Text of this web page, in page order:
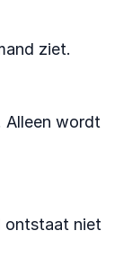
ziet.
Alleen wordt
ontstaat niet